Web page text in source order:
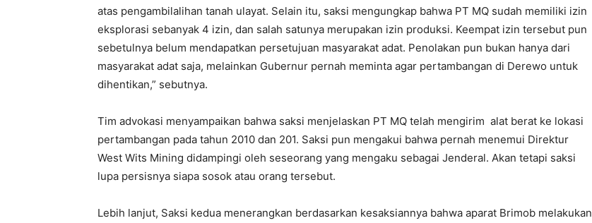
atas pengambilalihan tanah ulayat. Selain itu, saksi mengungkap bahwa PT MQ sudah memiliki izin
eksplorasi sebanyak 4 izin, dan salah satunya merupakan izin produksi. Keempat izin tersebut pun
sebetulnya belum mendapatkan persetujuan masyarakat adat. Penolakan pun bukan hanya dari
masyarakat adat saja, melainkan Gubernur pernah meminta agar pertambangan di Derewo untuk
dihentikan,” sebutnya.
Tim advokasi menyampaikan bahwa saksi menjelaskan PT MQ telah mengirim alat berat ke lokasi
pertambangan pada tahun 2010 dan 201. Saksi pun mengakui bahwa pernah menemui Direktur
West Wits Mining didampingi oleh seseorang yang mengaku sebagai Jenderal. Akan tetapi saksi
lupa persisnya siapa sosok atau orang tersebut.
Lebih lanjut, Saksi kedua menerangkan berdasarkan kesaksiannya bahwa aparat Brimob melakukan